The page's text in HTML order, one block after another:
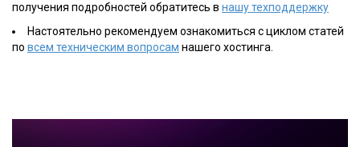
получения подробностей обратитесь в нашу техподдержку
Настоятельно рекомендуем ознакомиться с циклом статей
по всем техническим вопросам нашего хостинга.